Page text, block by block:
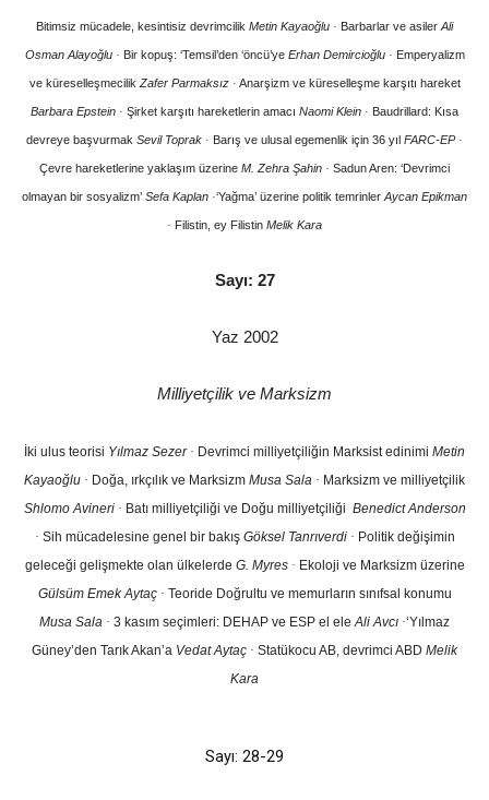
Bitimsiz mücadele, kesintisiz devrimcilik Metin Kayaoğlu · Barbarlar ve asiler Ali
Osman Alayoğlu · Bir kopuş: ‘Temsil’den ‘öncü’ye Erhan Demircioğlu · Emperyalizm
ve küreselleşmecilik Zafer Parmaksız · Anarşizm ve küreselleşme karşıtı hareket
Barbara Epstein · Şirket karşıtı hareketlerin amacı Naomi Klein · Baudrillard: Kısa
devreye başvurmak Sevil Toprak · Barış ve ulusal egemenlik için 36 yıl FARC-EP ·
Çevre hareketlerine yaklaşım üzerine M. Zehra Şahin · Sadun Aren: ‘Devrimci
olmayan bir sosyalizm’ Sefa Kaplan ·‘Yağma’ üzerine politik temrinler Aycan Epikman
· Filistin, ey Filistin Melik Kara
Sayı: 27
Yaz 2002
Milliyetçilik ve Marksizm
İki ulus teorisi Yılmaz Sezer · Devrimci milliyetçiliğin Marksist edinimi Metin
Kayaoğlu · Doğa, ırkçılık ve Marksizm Musa Sala · Marksizm ve milliyetçilik
Shlomo Avineri · Batı milliyetçiliği ve Doğu milliyetçiliği Benedict Anderson
· Sih mücadelesine genel bir bakış Göksel Tanrıverdi · Politik değişimin
geleceği gelişmekte olan ülkelerde G. Myres · Ekoloji ve Marksizm üzerine
Gülsüm Emek Aytaç · Teoride Doğrultu ve memurların sınıfsal konumu
Musa Sala · 3 kasım seçimleri: DEHAP ve ESP el eleAli Avcı ·‘Yılmaz
Güney’den Tarık Akan’a Vedat Aytaç · Statükocu AB, devrimci ABD Melik
Kara
Sayı: 28-29